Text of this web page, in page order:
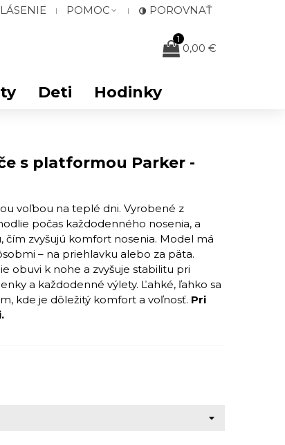
POMOC POROVNAŤ
1
0,00 €
Deti Hodinky
s platformou Parker -
voľbou na teplé dni. Vyrobené z
počas každodenného nosenia, a
zvyšujú komfort nosenia. Model má
– na priehlavku alebo za päta.
obuvi k nohe a zvyšuje stabilitu pri
a každodenné výlety. Ľahké, ľahko sa
kde je dôležitý komfort a voľnosť. Pri